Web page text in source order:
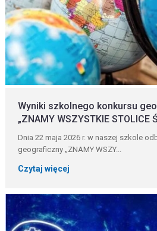
Wyniki szkolnego konkursu
„ZNAMY WSZYSTKIE STOLICE
Dnia 22 maja 2026 r. w naszej szkole
geograficzny „ZNAMY WSZY...
Czytaj więcej